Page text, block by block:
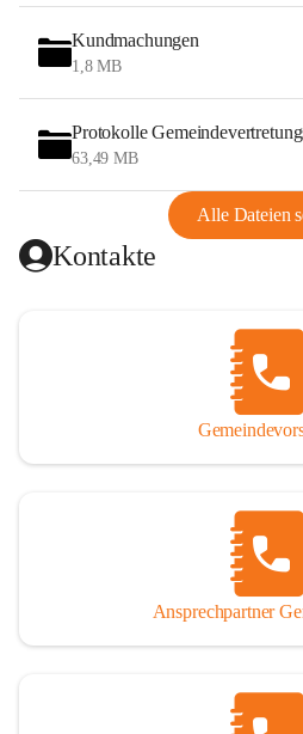
Kundmachungen
1,8 MB
Protokolle
63,49 MB
Alle Dateien
Kontakte
Ansprechpartner